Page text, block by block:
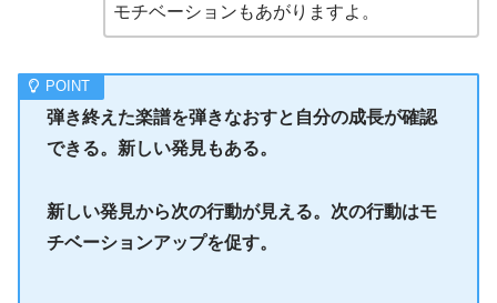
モチベーションもあがりますよ。
弾き終えた楽譜を弾きなおすと自分の成長が確認
できる。新しい発見もある。
新しい発見から次の行動が見える。次の行動はモ
チベーションアップを促す。